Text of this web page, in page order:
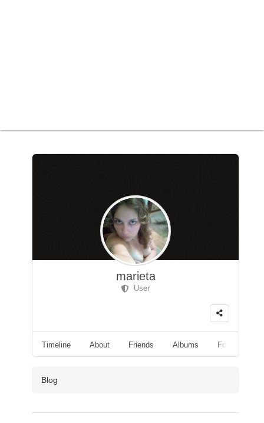
marieta
User
Timeline About Friends Albums Followers
Blog